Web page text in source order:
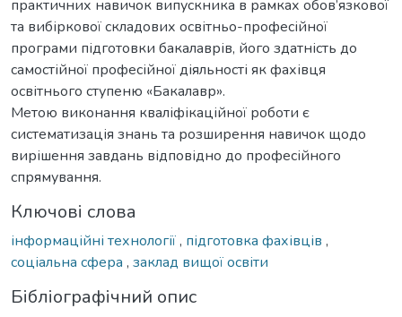
практичних навичок випускника в рамках обов’язкової
та вибіркової складових освітньо-професійної
програми підготовки бакалаврів, його здатність до
самостійної професійної діяльності як фахівця
освітнього ступеню «Бакалавр».
Метою виконання кваліфікаційної роботи є
систематизація знань та розширення навичок щодо
вирішення завдань відповідно до професійного
спрямування.
Ключові слова
інформаційні технології, підготовка фахівців ,
соціальна сфера , заклад вищої освіти
Бібліографічний опис